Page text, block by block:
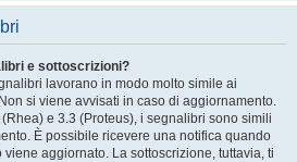
e sottoscrizioni?
lavorano in modo molto simile ai
si viene avvisati in caso di aggiornamento.
e 3.3 (Proteus), i segnalibri sono simili
È possibile ricevere una notifica quando
aggiornato. La sottoscrizione, tuttavia, ti